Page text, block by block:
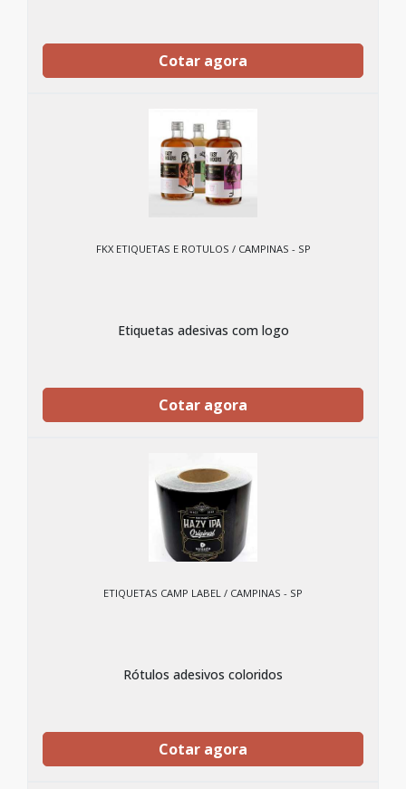
Cotar agora
FKX ETIQUETAS E ROTULOS / CAMPINAS - SP
Etiquetas adesivas com logo
Cotar agora
ETIQUETAS CAMP LABEL / CAMPINAS - SP
Rótulos adesivos coloridos
Cotar agora